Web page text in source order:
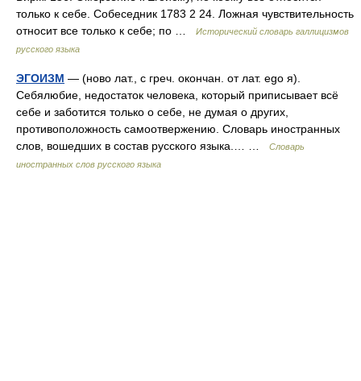
только к себе. Собеседник 1783 2 24. Ложная чувствительность
относит все только к себе; по …
Исторический словарь галлицизмов
русского языка
ЭГОИЗМ — (ново лат., с греч. окончан. от лат. ego я).
Себялюбие, недостаток человека, который приписывает всё
себе и заботится только о себе, не думая о других,
противоположность самоотвержению. Словарь иностранных
слов, вошедших в состав русского языка.… …
Словарь
иностранных слов русского языка